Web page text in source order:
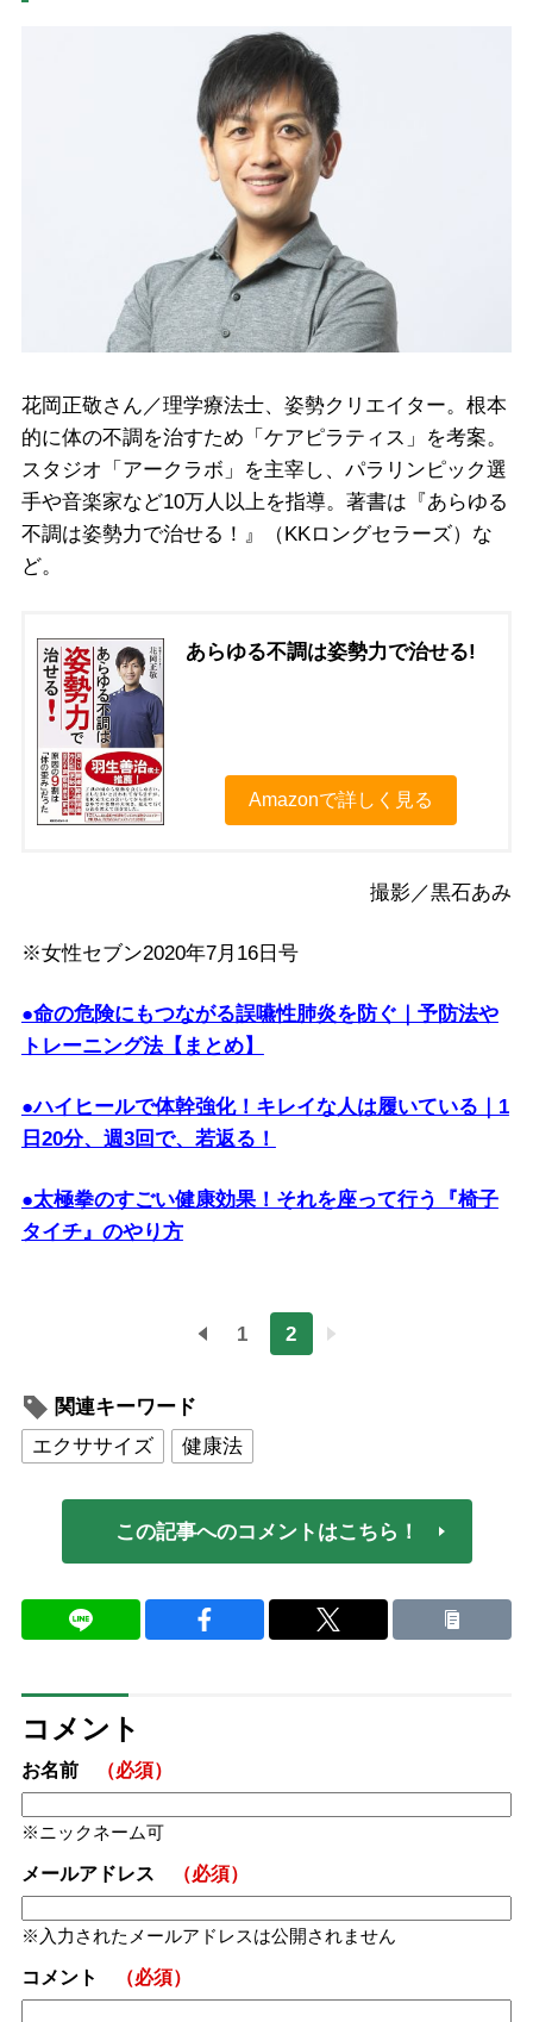
花岡正敬さん／理学療法士、姿勢クリエイター。根本
的に体の不調を治すため「ケアピラティス」を考案。
スタジオ「アークラボ」を主宰し、パラリンピック選
手や音楽家など10万人以上を指導。著書は『あらゆる
不調は姿勢力で治せる！』（KKロングセラーズ）な
ど。
あらゆる不調は姿勢力で治せる!
Amazonで詳しく見る
撮影／黒石あみ
※女性セブン2020年7月16日号
●命の危険にもつながる誤嚥性肺炎を防ぐ｜予防法や
トレーニング法【まとめ】
●ハイヒールで体幹強化！キレイな人は履いている｜1
日20分、週3回で、若返る！
●太極拳のすごい健康効果！それを座って行う『椅子
タイチ』のやり方
1 2
関連キーワード
エクササイズ
健康法
この記事へのコメントはこちら！
コメント
お名前 （必須）
ニックネーム可
メールアドレス （必須）
入力されたメールアドレスは公開されません
コメント （必須）